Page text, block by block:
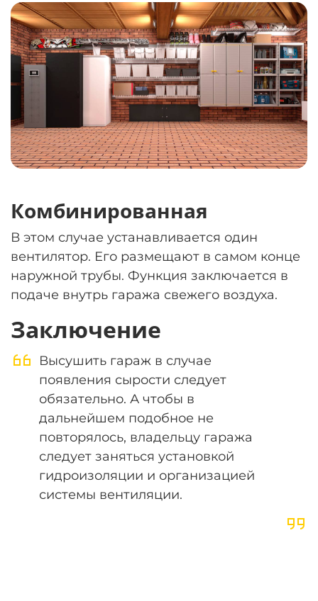
Комбинированная
В этом случае устанавливается один
вентилятор. Его размещают в самом конце
наружной трубы. Функция заключается в
подаче внутрь гаража свежего воздуха.
Заключение
Высушить гараж в случае
появления сырости следует
обязательно. А чтобы в
дальнейшем подобное не
повторялось, владельцу гаража
следует заняться установкой
гидроизоляции и организацией
системы вентиляции.